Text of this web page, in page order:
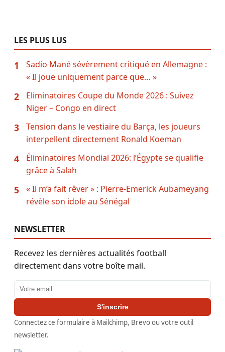
LES PLUS LUS
1
Sadio Mané sévèrement critiqué en Allemagne :
« Il joue uniquement parce que… »
2
Eliminatoires Coupe du Monde 2026 : Suivez
Niger – Congo en direct
3
Tension dans le vestiaire du Barça, les joueurs
interpellent directement Ronald Koeman
4
Éliminatoires Mondial 2026: l’Égypte se qualifie
grâce à Salah
5
« Il m’a fait rêver » : Pierre-Emerick Aubameyang
révèle son idole au Sénégal
NEWSLETTER
Recevez les dernières actualités football
directement dans votre boîte mail.
Adresse email
S'inscrire
Connectez ce formulaire à Mailchimp, Brevo ou votre outil
newsletter.